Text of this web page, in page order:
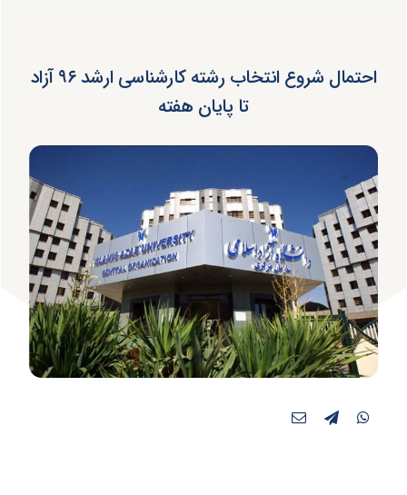
احتمال شروع انتخاب رشته کارشناسی ارشد ۹۶ آزاد
تا پایان هفته